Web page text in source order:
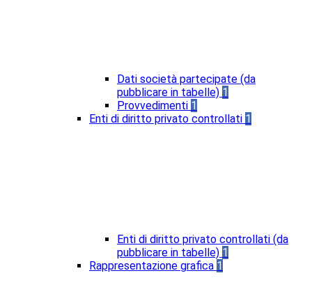
Dati società partecipate (da
pubblicare in tabelle) 1
Provvedimenti 1
Enti di diritto privato controllati 1
Enti di diritto privato controllati (da
pubblicare in tabelle) 1
Rappresentazione grafica 1